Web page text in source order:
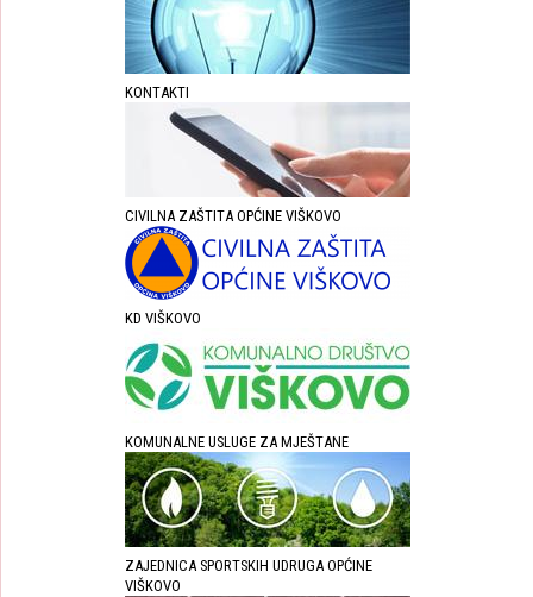
KONTAKTI
CIVILNA ZAŠTITA OPĆINE VIŠKOVO
KD VIŠKOVO
KOMUNALNE USLUGE ZA MJEŠTANE
ZAJEDNICA SPORTSKIH UDRUGA OPĆINE
VIŠKOVO